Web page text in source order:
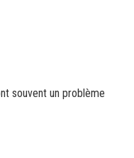
souvent un problème